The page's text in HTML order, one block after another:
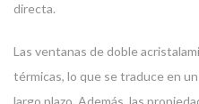
directa.
Las ventanas de doble
térmicas, lo que se traduce en
largo plazo. Además, las